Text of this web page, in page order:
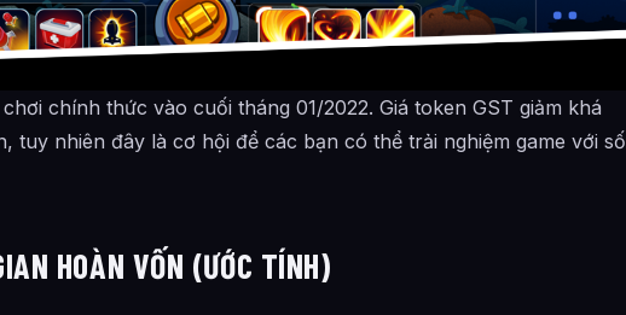
chính thức vào cuối tháng 01/2022. Giá token GST giảm khá
tuy nhiên đây là cơ hội để các bạn có thể trải nghiệm game với số
HOÀN VỐN (ƯỚC TÍNH)